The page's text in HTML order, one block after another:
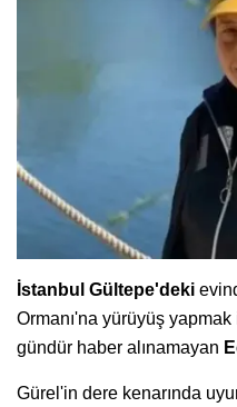
İstanbul Gültepe'deki
Ormanı'na yürüyüş yapmak
gündür haber alınamayan
Gürel'in dere kenarında